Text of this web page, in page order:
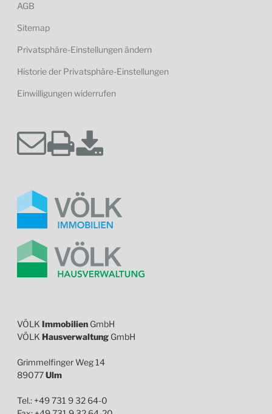
AGB
Sitemap
Privatsphäre-Einstellungen ändern
Historie der Privatsphäre-Einstellungen
Einwilligungen widerrufen
VÖLK Immobilien GmbH
VÖLK Hausverwaltung GmbH
Grimmelfinger Weg 14
89077Ulm
Tel.: +49 731 9 32 64-0